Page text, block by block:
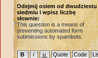
Odejmij osiem od dwudziestu
siedmiu i wpisz liczbę
słownie:
This question is a means of
preventing automated form
submissions by spambots.